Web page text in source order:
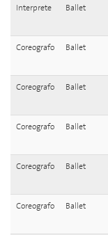
Interprete Ballet
Coreografo Ballet
Coreografo Ballet
Coreografo Ballet
Coreografo Ballet
Coreografo Ballet